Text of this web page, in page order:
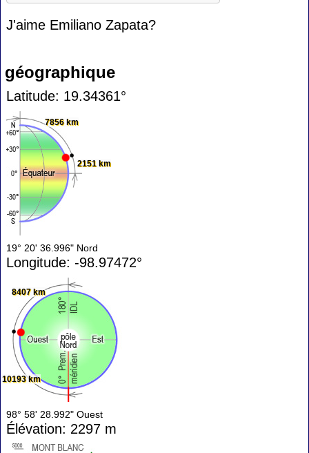
J'aime Emiliano Zapata?
géographique
Latitude: 19.34361°
7856 km
2151 km
19° 20' 36.996" Nord
Longitude: -98.97472°
10193 km
8407 km
98° 58' 28.992" Ouest
Élévation: 2297 m